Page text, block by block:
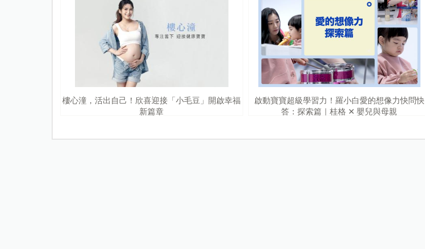
樓心潼，活出自己！欣喜迎接「小毛豆」開啟幸福
新篇章
啟動寶寶超級學習力！羅小白愛的想像力快問快
答：探索篇｜桂格 ✕ 嬰兒與母親